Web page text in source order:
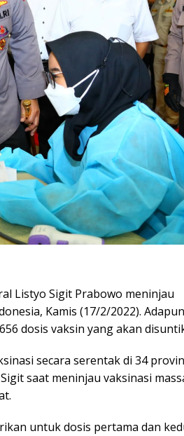
Listyo Sigit Prabowo meninjau
Kamis (17/2/2022).
dosis vaksin yang akan
secara serentak di 34
saat meninjau vaksinasi
untuk dosis pertama dan